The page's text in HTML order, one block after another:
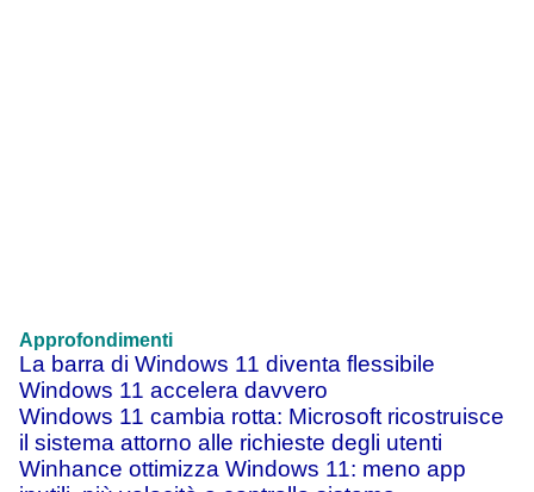
Approfondimenti
La barra di Windows 11 diventa flessibile
Windows 11 accelera davvero
Windows 11 cambia rotta: Microsoft ricostruisce
il sistema attorno alle richieste degli utenti
Winhance ottimizza Windows 11: meno app